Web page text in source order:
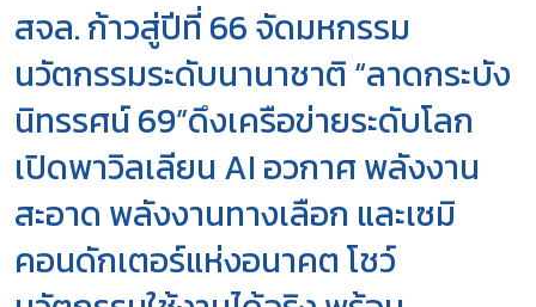
สจล. ก้าวสู่ปีที่ 66 จัดมหกรรม
นวัตกรรมระดับนานาชาติ “ลาดกระบัง
นิทรรศน์ 69”ดึงเครือข่ายระดับโลก
เปิดพาวิลเลียน AI อวกาศ พลังงาน
สะอาด พลังงานทางเลือก และเซมิ
คอนดักเตอร์แห่งอนาคต โชว์